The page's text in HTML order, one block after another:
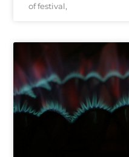
of festival,